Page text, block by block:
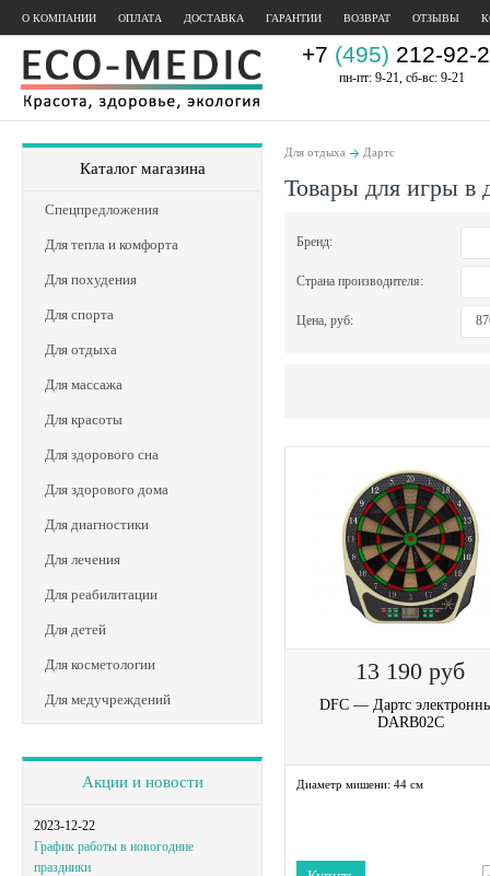
О КОМПАНИИ ОПЛАТА ДОСТАВКА ГАРАНТИИ ВОЗВРАТ ОТЗЫВЫ
+7 (495) 212-92-
пн-пт: 9-21, сб-вс: 9-21
Каталог магазина
Спецпредложения
Для тепла и комфорта
Для похудения
Для спорта
Для отдыха
Для массажа
Для красоты
Для здорового сна
Для здорового дома
Для диагностики
Для лечения
Для реабилитации
Для детей
Для косметологии
Для медучреждений
Акции и новости
2023-12-22
График работы в новогодние
праздники
Для отдыха Дартс
Товары для игры в
Бренд:
Страна производителя:
Цена, руб:
13 190 руб
DFC — Дартс
DARB02C
Диаметр мишени: 44 см